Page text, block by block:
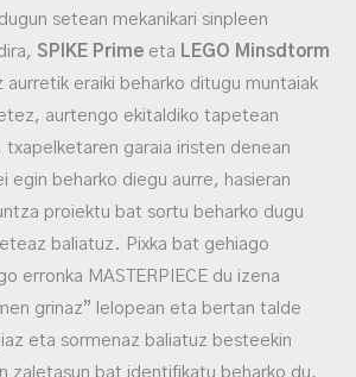
setean mekanikari sinpleen
SPIKE Prime eta LEGO Minsdtorm
aurretik eraiki beharko ditugu muntaiak
aurtengo ekitaldiko tapetean
garaia iristen denean
egin beharko diegu aurre, hasieran
proiektu bat sortu beharko dugu
baliatuz. Pixka bat gehiago
erronka MASTERPIECE du izena
grinaz” lelopean eta bertan talde
eta sormenaz baliatuz besteekin
zaletasun bat identifikatu beharko du,